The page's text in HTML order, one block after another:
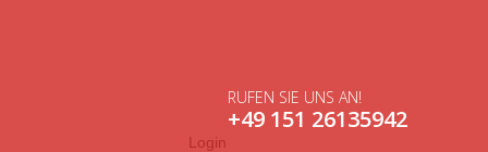
RUFEN SIE UNS AN!
+49 151 26135942
Login